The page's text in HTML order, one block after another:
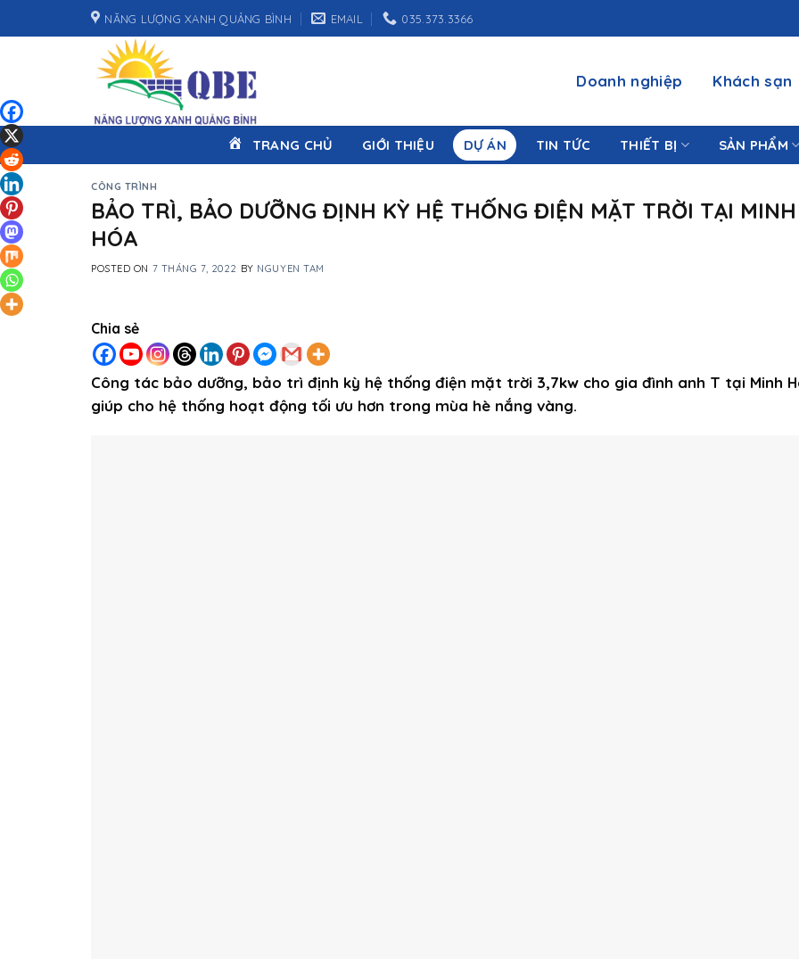
to
NĂNG LƯỢNG XANH QUẢNG BÌNH EMAIL 035.373.3366
Doanh nghiệp Khách sạn
TRANG CHỦ GIỚI THIỆU DỰ ÁN TIN TỨC THIẾT BỊ SẢN PHẨM
CÔNG TRÌNH
BẢO TRÌ, BẢO DƯỠNG ĐỊNH KỲ HỆ THỐNG ĐIỆN MẶT TRỜI TẠI MINH
HÓA
POSTED ON 7 THÁNG 7, 2022 BY NGUYEN TAM
Chia sẻ
Công tác bảo dưỡng, bảo trì định kỳ hệ thống điện mặt trời 3,7kw cho gia đình anh T tại Minh
giúp cho hệ thống hoạt động tối ưu hơn trong mùa hè nắng vàng.